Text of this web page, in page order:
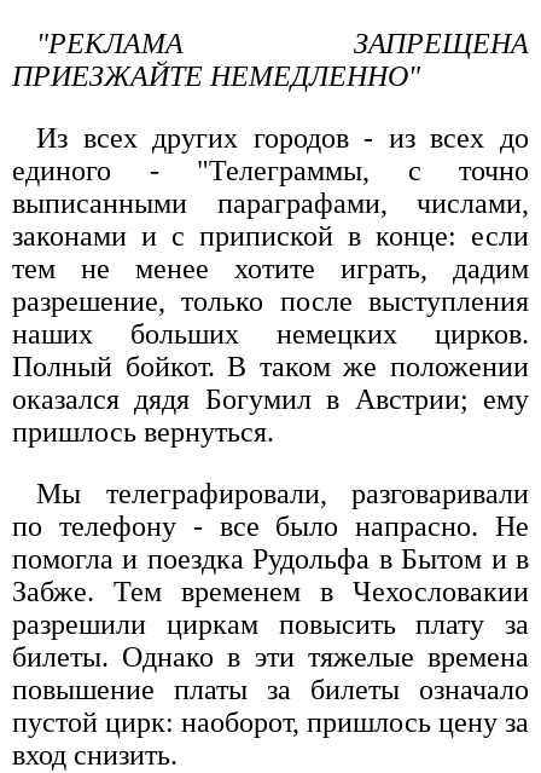
"РЕКЛАМА ЗАПРЕЩЕНА
ПРИЕЗЖАЙТЕ НЕМЕДЛЕННО"
Из всех других городов - из всех до
единого - "Телеграммы, с точно
выписанными параграфами, числами,
законами и с припиской в конце: если
тем не менее хотите играть, дадим
разрешение, только после выступления
наших больших немецких цирков.
Полный бойкот. В таком же положении
оказался дядя Богумил в Австрии; ему
пришлось вернуться.
Мы телеграфировали, разговаривали
по телефону - все было напрасно. Не
помогла и поездка Рудольфа в Бытом и в
Забже. Тем временем в Чехословакии
разрешили циркам повысить плату за
билеты. Однако в эти тяжелые времена
повышение платы за билеты означало
пустой цирк: наоборот, пришлось цену за
вход снизить.